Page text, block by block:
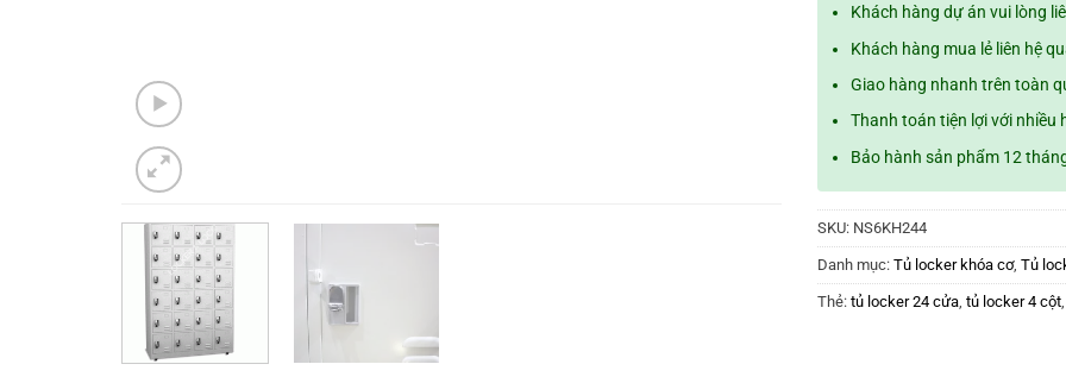
Khách hàng dự án vui lòng
Khách hàng mua lẻ liên hệ
Giao hàng nhanh trên toàn
Thanh toán tiện lợi với nhiều
Bảo hành sản phẩm 12
SKU: NS6KH244
Danh mục: Tủ locker khóa cơ, Tủ
Thẻ: tủ locker 24 cửa, tủ locker 4 cột,